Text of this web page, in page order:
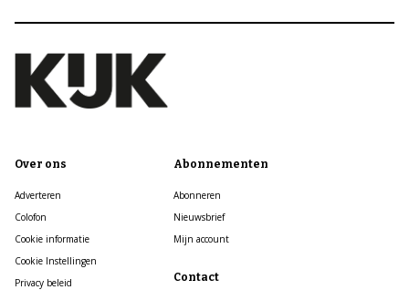
Over ons
Adverteren
Colofon
Cookie informatie
Cookie Instellingen
Privacy beleid
Abonnementen
Abonneren
Nieuwsbrief
Mijn account
Contact